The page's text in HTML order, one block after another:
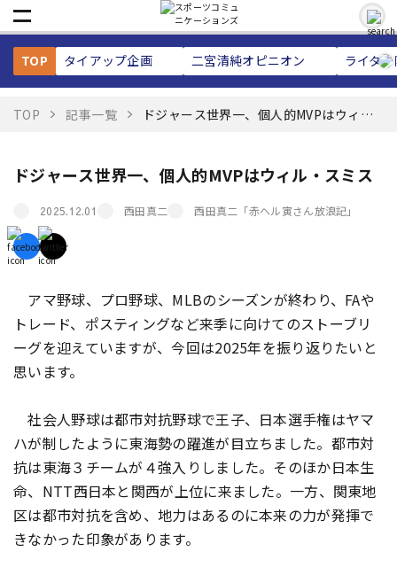
TOP タイアップ企画 二宮清純オピニオン ライタ
TOP 記事一覧 ドジャース世界一、個人的MVPはウィ
ドジャース世界一、個人的MVPはウィル・スミス
2025.12.01 西田真二 西田真二「赤ヘル寅さん放浪記」
アマ野球、プロ野球、MLBのシーズンが終わり、FAや
トレード、ポスティングなど来季に向けてのストーブリ
ーグを迎えていますが、今回は2025年を振り返りたいと
思います。
社会人野球は都市対抗野球で王子、日本選手権はヤマ
ハが制したように東海勢の躍進が目立ちました。都市対
抗は東海３チームが４強入りしました。そのほか日本生
命、NTT西日本と関西が上位に来ました。一方、関東地
区は都市対抗を含め、地力はあるのに本来の力が発揮で
きなかった印象があります。